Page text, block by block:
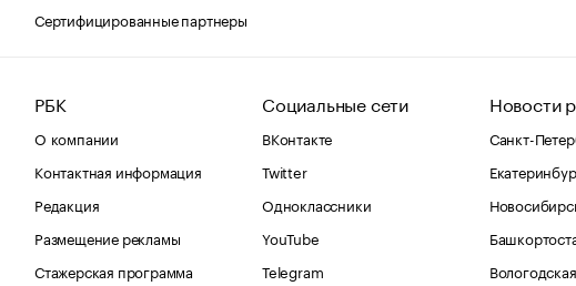
Сертифицированные партнеры
РБК
О компании
Контактная информация
Редакция
Размещение рекламы
Стажерская программа
Социальные сети
ВКонтакте
Twitter
Одноклассники
YouTube
Telegram
Новости
Санкт-